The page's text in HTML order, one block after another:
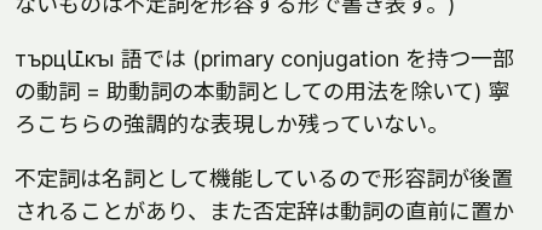
търцև̄кꙑ 語では (primary conjugation を持つ一部
の動詞 = 助動詞の本動詞としての用法を除いて) 寧
ろこちらの強調的な表現しか残っていない。
不定詞は名詞として機能しているので形容詞が後置
されることがあり、また否定辞は動詞の直前に置か